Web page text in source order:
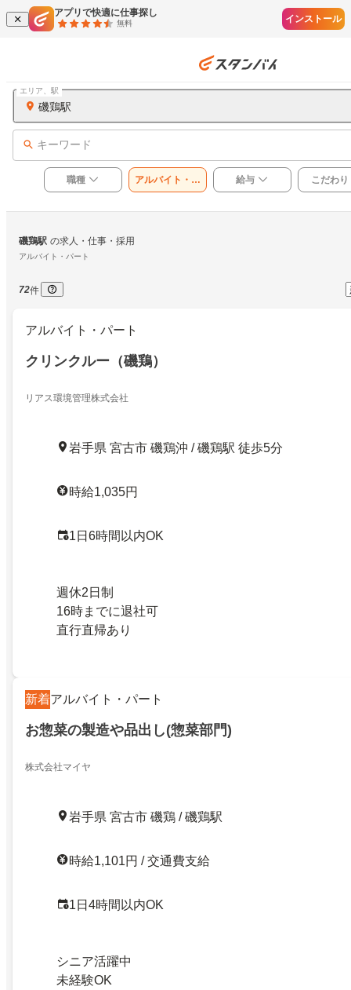
アプリで快適に仕事探し
無料 インストール
磯鶏駅
エリア、駅
キーワード
職種
アルバイト・パ
ート
給与 こだわり
磯鶏駅 の求人・仕事・採用
アルバイト・パート
72件
アルバイト・パート
クリンクルー（磯鶏）
リアス環境管理株式会社
岩手県 宮古市 磯鶏沖 / 磯鶏駅 徒歩5分
時給1,035円
1日6時間以内OK
週休2日制
16時までに退社可
直行直帰あり
新着アルバイト・パート
お惣菜の製造や品出し(惣菜部門)
株式会社マイヤ
岩手県 宮古市 磯鶏 / 磯鶏駅
時給1,101円 / 交通費支給
1日4時間以内OK
シニア活躍中
未経験OK